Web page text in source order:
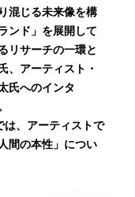
混じる未来像を構
ンド」を展開して
リサーチの一環と
、アーティスト・
氏へのインタ
は、アーティストで
間の本性」につい